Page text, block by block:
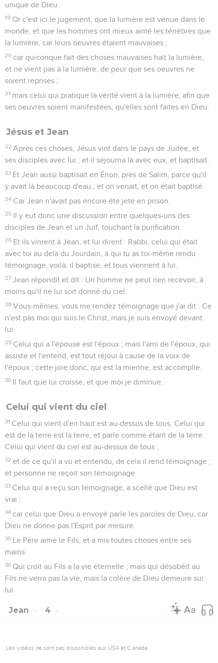
unique de Dieu.
19 Or c'est ici le jugement, que la lumière est venue dans le
monde, et que les hommes ont mieux aimé les ténèbres que
la lumière, car leurs oeuvres étaient mauvaises ;
20 car quiconque fait des choses mauvaises hait la lumière,
et ne vient pas à la lumière, de peur que ses oeuvres ne
soient reprises ;
21 mais celui qui pratique la vérité vient à la lumière, afin que
ses oeuvres soient manifestées, qu'elles sont faites en Dieu.
Jésus et Jean
22 Après ces choses, Jésus vint dans le pays de Judée, et
ses disciples avec lui ; et il séjourna là avec eux, et baptisait.
23 Et Jean aussi baptisait en Énon, près de Salim, parce qu'il
y avait là beaucoup d'eau ; et on venait, et on était baptisé.
24 Car Jean n'avait pas encore été jeté en prison.
25 Il y eut donc une discussion entre quelques-uns des
disciples de Jean et un Juif, touchant la purification.
26 Et ils vinrent à Jean, et lui dirent : Rabbi, celui qui était
avec toi au delà du Jourdain, à qui tu as toi-même rendu
témoignage, voilà, il baptise, et tous viennent à lui.
27 Jean répondit et dit : Un homme ne peut rien recevoir, à
moins qu'il ne lui soit donné du ciel.
28 Vous-mêmes, vous me rendez témoignage que j'ai dit : Ce
n'est pas moi qui suis le Christ, mais je suis envoyé devant
lui.
29 Celui qui a l'épouse est l'époux ; mais l'ami de l'époux, qui
assiste et l'entend, est tout réjoui à cause de la voix de
l'époux ; cette joie donc, qui est la mienne, est accomplie.
30 Il faut que lui croisse, et que moi je diminue.
Celui qui vient du ciel
31 Celui qui vient d'en haut est au-dessus de tous. Celui qui
est de la terre est la terre, et parle comme étant de la terre.
Celui qui vient du ciel est au-dessus de tous ;
32 et de ce qu'il a vu et entendu, de cela il rend témoignage ;
et personne ne reçoit son témoignage.
33 Celui qui a reçu son témoignage, a scellé que Dieu est
vrai ;
34 car celui que Dieu a envoyé parle les paroles de Dieu, car
Dieu ne donne pas l'Esprit par mesure.
35 Le Père aime le Fils, et a mis toutes choses entre ses
mains.
36 Qui croit au Fils a la vie éternelle ; mais qui désobéit au
Fils ne verra pas la vie, mais la colère de Dieu demeure sur
lui.
Jean 4
Les vidéos ne sont pas disponibles aux USA et C anada.